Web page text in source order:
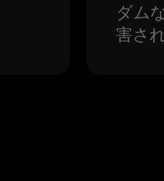
ダム
害さ